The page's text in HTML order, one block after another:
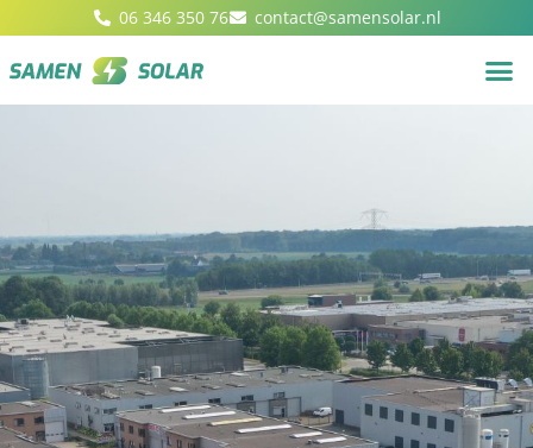
06 346 350 76 contact@samensolar.nl